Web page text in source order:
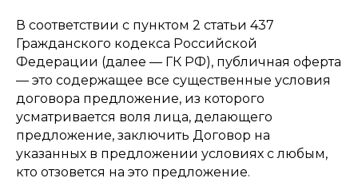
В соответствии с пунктом 2 статьи 437
Гражданского кодекса Российской
Федерации (далее — ГК РФ), публичная оферта
— это содержащее все существенные условия
договора предложение, из которого
усматривается воля лица, делающего
предложение, заключить Договор на
указанных в предложении условиях с любым,
кто отзовется на это предложение.